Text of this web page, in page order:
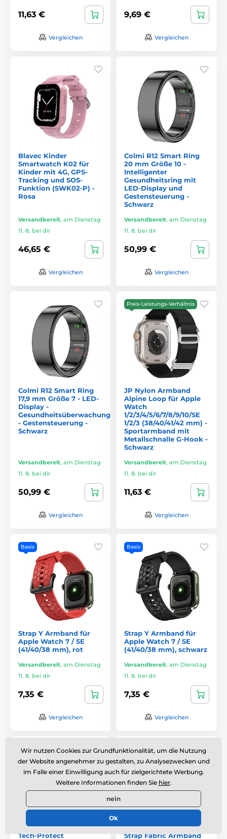
11,63 €
Vergleichen
9,69 €
Vergleichen
Blavec Kinder
Smartwatch K02 für
Kinder mit 4G, GPS-
Tracking und SOS-
Funktion (SWK02-P) -
Rosa
Versandbereit, am Dienstag
11. 8. bei dir
46,65 €
Vergleichen
Colmi R12 Smart Ring
20 mm Größe 10 -
Intelligenter
Gesundheitsring mit
LED-Display und
Gestensteuerung -
Schwarz
Versandbereit, am Dienstag
11. 8. bei dir
50,99 €
Vergleichen
Colmi R12 Smart Ring
17,9 mm Größe 7 - LED-
Display -
Gesundheitsüberwachung
- Gestensteuerung -
Schwarz
Versandbereit, am Dienstag
11. 8. bei dir
50,99 €
Vergleichen
Preis-Leistungs-Verhältnis
JP Nylon Armband
Alpine Loop für Apple
Watch
1/2/3/4/5/6/7/8/9/10/SE
1/2/3 (38/40/41/42 mm) -
Sportarmband mit
Metallschnalle G-Hook -
Schwarz
Versandbereit, am Dienstag
11. 8. bei dir
11,63 €
Vergleichen
Basis
Strap Y Armband für
Apple Watch 7 / SE
(41/40/38 mm), rot
Versandbereit, am Dienstag
11. 8. bei dir
7,35 €
Vergleichen
Basis
Strap Y Armband für
Apple Watch 7 / SE
(41/40/38 mm), schwarz
Versandbereit, am Dienstag
11. 8. bei dir
7,35 €
Vergleichen
Tech-Protect
Basis
Strap Fabric Armband
Wir nutzen Cookies zur Grundfunktionalität, um die Nutzung
der Website angenehmer zu gestalten, zu Analysezwecken und
im Falle einer Einwilligung auch für zielgerichtete Werbung.
Weitere Informationen finden Sie hier.
nein
Ok